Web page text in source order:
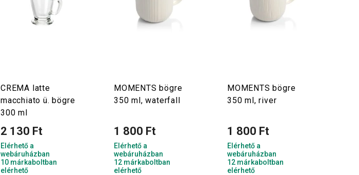
CREMA latte
macchiato ü. bögre
300 ml
2 130 Ft
Elérhető a
webáruházban
10 márkaboltban
elérhető
MOMENTS bögre
350 ml, waterfall
1 800 Ft
Elérhető a
webáruházban
12 márkaboltban
elérhető
MOMENTS bögre
350 ml, river
1 800 Ft
Elérhető a
webáruházban
12 márkaboltban
elérhető